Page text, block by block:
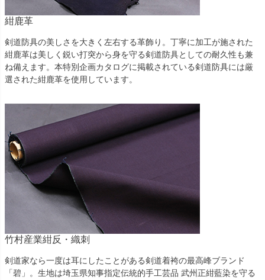
紺鹿革
剣道防具の美しさを大きく左右する革飾り。丁寧に加工が施された
紺鹿革は美しく鋭い打突から身を守る剣道防具としての耐久性も兼
ね備えます。本特別企画カタログに掲載されている剣道防具には厳
選された紺鹿革を使用しています。
竹村産業紺反・織刺
剣道家なら一度は耳にしたことがある剣道着袴の最高峰ブランド
「碧」。生地は埼玉県知事指定伝統的手工芸品 武州正紺藍染を守る